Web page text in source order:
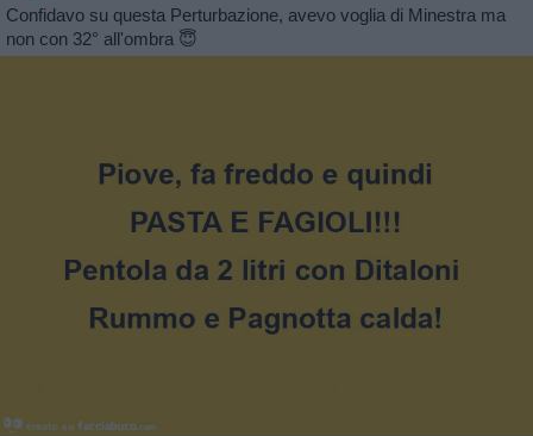
Confidavo su questa Perturbazione, avevo voglia di Minestra ma
non con 32° all'ombra 😇